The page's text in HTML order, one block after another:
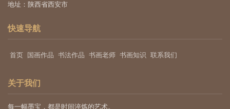
地址：陕西省西安市
快速导航
首页 国画作品 书法作品 书画老师 书画知识 联系我们
关于我们
每一幅墨宝，都是时间淬炼的艺术。